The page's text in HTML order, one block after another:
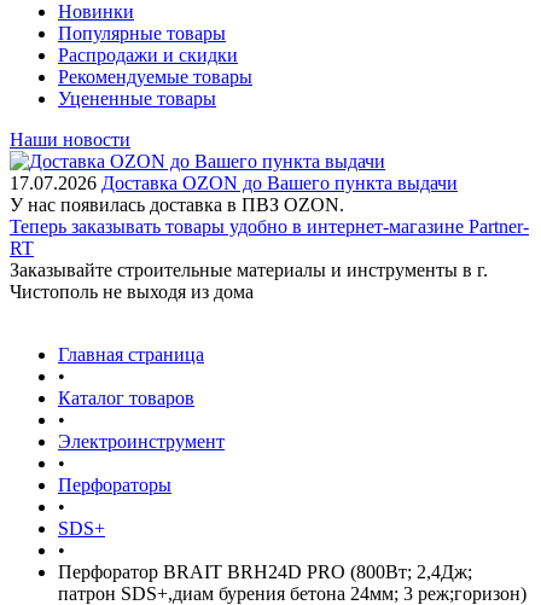
Новинки
Популярные товары
Распродажи и скидки
Рекомендуемые товары
Уцененные товары
Наши новости
17.07.2026 Доставка OZON до Вашего пункта выдачи
У нас появилась доставка в ПВЗ OZON.
Теперь заказывать товары удобно в интернет-магазине Partner-
RT
Заказывайте строительные материалы и инструменты в г.
Чистополь не выходя из дома
Главная страница
•
Каталог товаров
•
Электроинструмент
•
Перфораторы
•
SDS+
•
Перфоратор BRAIT BRH24D PRO (800Вт; 2,4Дж;
патрон SDS+,диам бурения бетона 24мм; 3 реж;горизон)